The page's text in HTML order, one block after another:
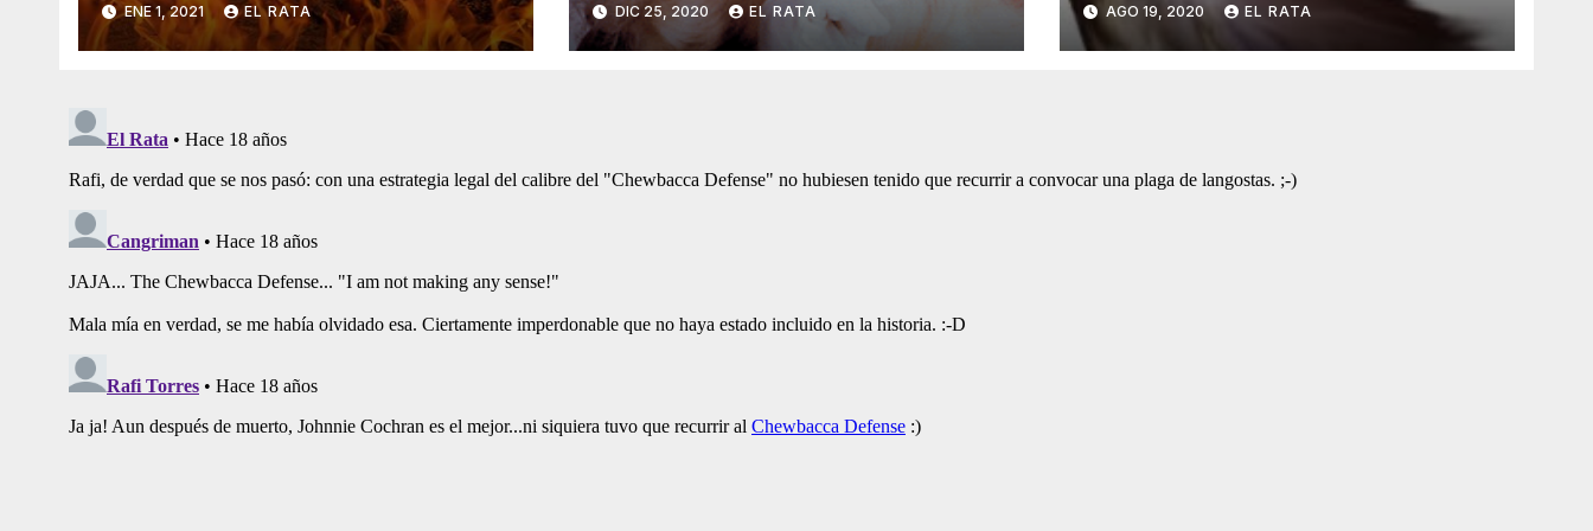
ENE 1, 2021 EL RATA DIC 25, 2020 EL RATA
Robó
AGO 19, 2020 EL RATA